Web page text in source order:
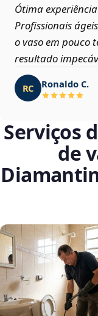
Ótima
Profissionais
o vaso em pouco
resultado
RC Ronaldo C.
Serviços
de